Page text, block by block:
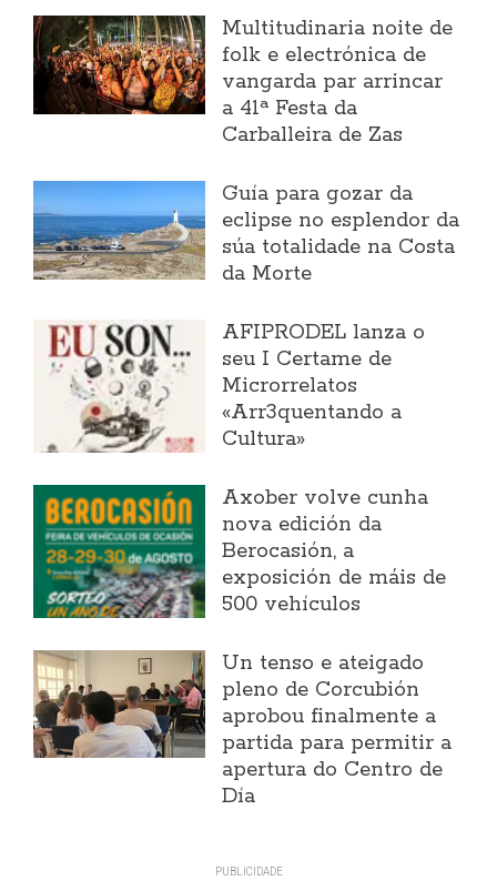
Multitudinaria noite de
folk e electrónica de
vangarda par arrincar
a 41ª Festa da
Carballeira de Zas
Guía para gozar da
eclipse no esplendor da
súa totalidade na Costa
da Morte
AFIPRODEL lanza o
seu I Certame de
Microrrelatos
«Arr3quentando a
Cultura»
Axober volve cunha
nova edición da
Berocasión, a
exposición de máis de
500 vehículos
Un tenso e ateigado
pleno de Corcubión
aprobou finalmente a
partida para permitir a
apertura do Centro de
Día